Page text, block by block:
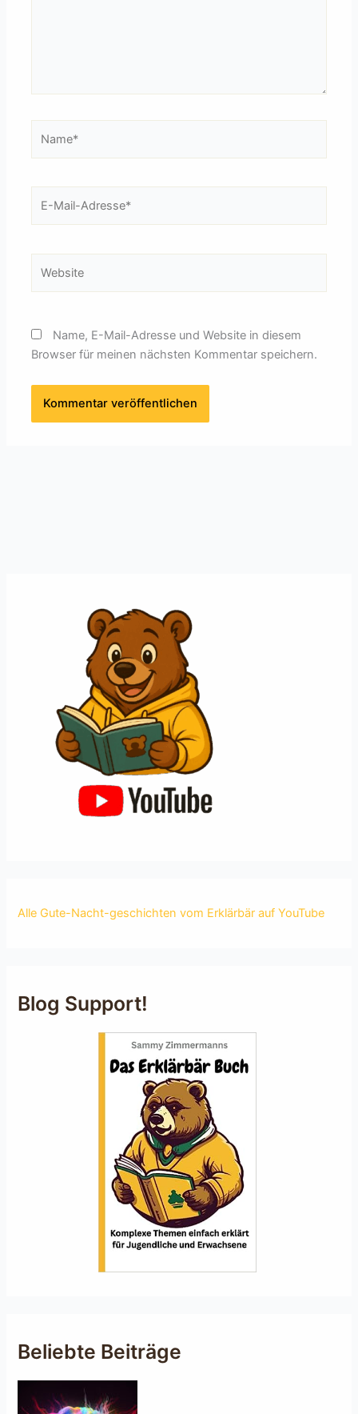
Name, E-Mail-Adresse und Website in diesem
Browser für meinen nächsten Kommentar speichern.
Alle Gute-Nacht-geschichten vom Erklärbär auf YouTube
Blog Support!
Beliebte Beiträge